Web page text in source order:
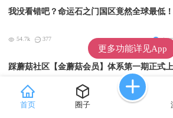
我没看错吧？命运石之门国区竟然全球最低！
54.7k 377
踩蘑菇社区【金蘑菇会员】体系第一期正式上
89k 社区
首页 圈子
更多功能详见App